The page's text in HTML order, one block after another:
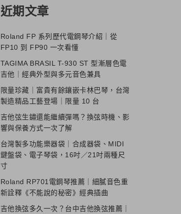
近期文章
Roland FP 系列歷代電鋼琴介紹｜從
FP10 到 FP90 一次看懂
TAGIMA BRASIL T-930 ST 型漸層色電
吉他｜經典外型與多元音色兼具
限量珍藏｜富貴有餘鑲嵌卡林巴琴，台灣
製造精品工藝登場｜限量 10 台
吉他弦生鏽還能繼續彈嗎？換弦時機、影
響與保養方式一次了解
台灣製多功能樂器袋｜合成器袋、MIDI
鍵盤袋、電子琴袋，16吋／21吋兩種尺
寸
Roland RP701電鋼琴推薦｜細膩音色重
新詮釋《不能說的秘密》經典插曲
吉他換弦多久一次？台中吉他換弦推薦｜